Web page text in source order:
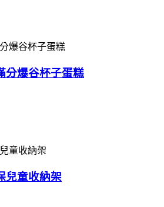
分爆谷杯子蛋糕
兒童收納架